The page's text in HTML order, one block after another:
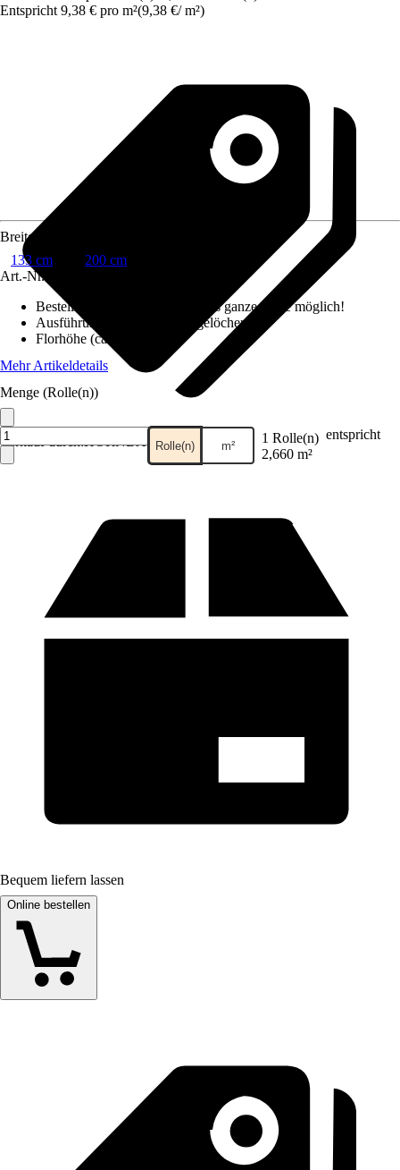
Entspricht 9,38 € pro m²(9,38 €/ m²)
Verkauf durch:HORNBACH
Breite
133 cm
200 cm
Art.-Nr.
Bestellhinweis
Abnahme nur als ganze Rolle möglich!
Ausführung Rücken
Drainagelöcher
Florhöhe (ca.)
Mehr Artikeldetails
Menge (Rolle(n))
Rolle(n) m² 1 Rolle(n) entspricht
2,660 m²
Bequem liefern lassen
Online bestellen